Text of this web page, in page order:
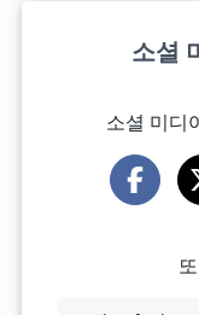
소셜
소셜 미디